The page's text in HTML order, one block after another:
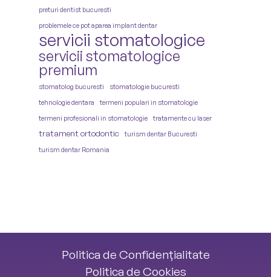
preturi dentist bucuresti
problemele ce pot aparea implant dentar
servicii stomatologice
servicii stomatologice
premium
stomatolog bucuresti
stomatologie bucuresti
tehnologie dentara
termeni populari in stomatologie
termeni profesionali in stomatologie
tratamente cu laser
tratament ortodontic
turism dentar Bucuresti
turism dentar Romania
Politica de Confidențialitate
Politica de Cookies